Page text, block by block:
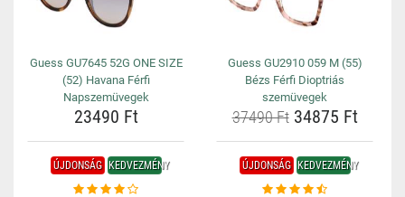
Guess GU7645 52G ONE SIZE
(52) Havana Férfi
Napszemüvegek
23490 Ft
Guess GU2910 059 M (55)
Bézs Férfi Dioptriás
szemüvegek
37490 Ft34875 Ft
ÚJDONSÁG KEDVEZMÉNY ÚJDONSÁG KEDVEZMÉNY